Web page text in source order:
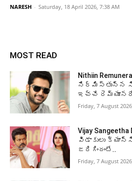
NARESH - Saturday, 18 April 2026, 7:38 AM
MOST READ
Nithiin
నిర్మిస్తున్న
ఇచ్చే
Friday, 7 August
Vijay
విడాకులు
జరిగిందంటే..
Friday, 7 August